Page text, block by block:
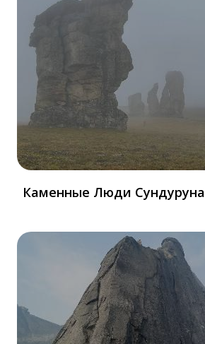
Каменные Люди Сундуруна